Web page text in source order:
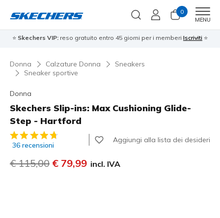
0
MENU
⭐ Skechers VIP: reso gratuito entro 45 giorni per i memberi Iscriviti ⭐
Donna Calzature Donna
Sneakers
Sneaker sportive
Donna
Skechers Slip-ins: Max Cushioning Glide-
Step - Hartford
Valutazione cliente 4,8 su 5
36 recensioni
Aggiungi alla lista dei desideri
Prezzo ridotto da
€ 115,00 per
€ 79,99 incl. IVA